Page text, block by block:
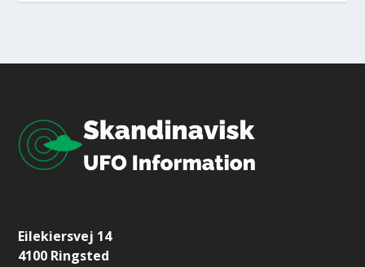
Eilekiersvej 14
4100 Ringsted